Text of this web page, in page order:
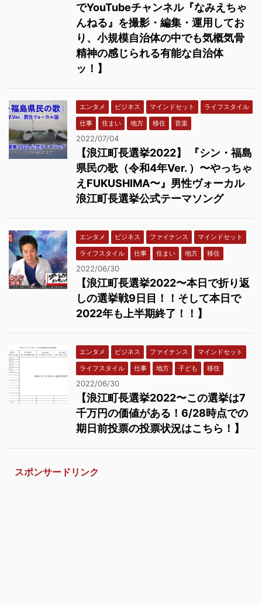
でYouTubeチャンネル『なみえちゃ
んねる』を撮影・編集・運用してお
り、小規模自治体の中でも気概気骨
精神の感じられる有能な自治体
ッ！】
エンタメ ビジネス マインドセット
ライフスタイル
仕事
住まい 地方 移住 音楽
2022/07/04
【浪江町長選挙2022】 『シン・福島
県民の歌（令和4年Ver. ）〜やっちゃ
えFUKUSHIMA〜』男性ヴォーカル
浪江町長選挙公式テーマソング
エンタメ ビジネス ファイナンス
マインドセット
ライフスタイル
仕事 住まい 地方 移住
2022/06/30
【浪江町長選挙2022〜本日で折り返
しの選挙戦9日目！！そして本日で
2022年も上半期終了！！】
エンタメ ビジネス ファイナンス
マインドセット
ライフスタイル
仕事 地方 子ども 移住
2022/06/30
【浪江町長選挙2022〜この選挙は7
千万円の価値がある！6/28時点での
期日前投票の投票状況はこちら！】
スポンサードリンク